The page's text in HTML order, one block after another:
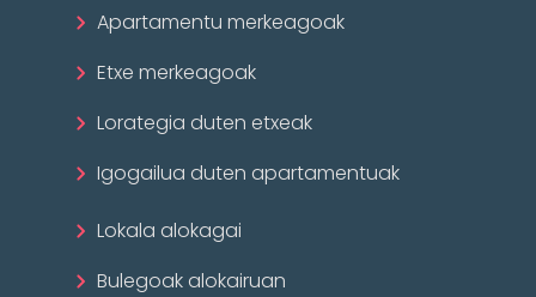
Apartamentu merkeagoak
Etxe merkeagoak
Lorategia duten etxeak
Igogailua duten apartamentuak
Lokala alokagai
Bulegoak alokairuan